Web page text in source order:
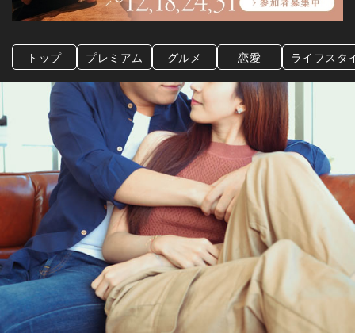
トップ プレミアム グルメ 恋愛 ライフスタ